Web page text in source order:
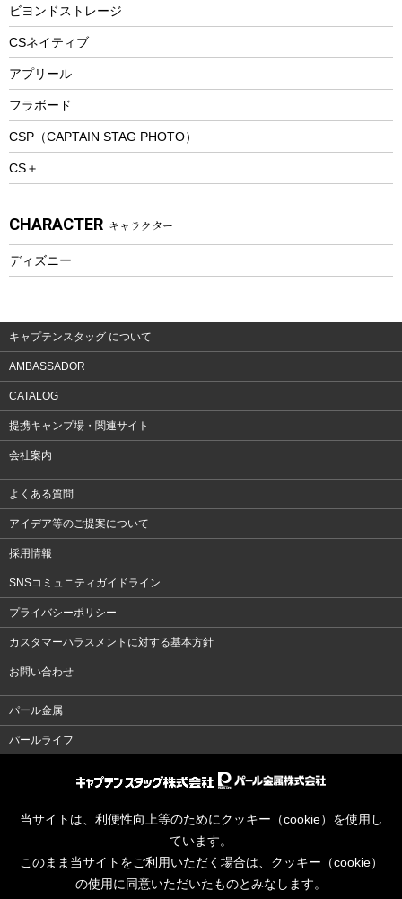
防寒ウェア
トレッキング
トレッキングアクセサリー
プレイグッズ
ウェルネス
ウェア、タオル
ウェア
ビヨンドストレージ
CSネイティブ
アプリール
フラボード
CSP（CAPTAIN STAG PHOTO）
CS＋
CHARACTER キャラクター
ディズニー
キャプテンスタッグ について
AMBASSADOR
CATALOG
提携キャンプ場・関連サイト
会社案内
よくある質問
アイデア等のご提案について
採用情報
SNSコミュニティガイドライン
プライバシーポリシー
カスタマーハラスメントに対する基本方針
お問い合わせ
パール金属
パールライフ
当サイトは、利便性向上等のためにクッキー（cookie）を使用し
ています。
このまま当サイトをご利用いただく場合は、クッキー（cookie）
の使用に同意いただいたものとみなします。